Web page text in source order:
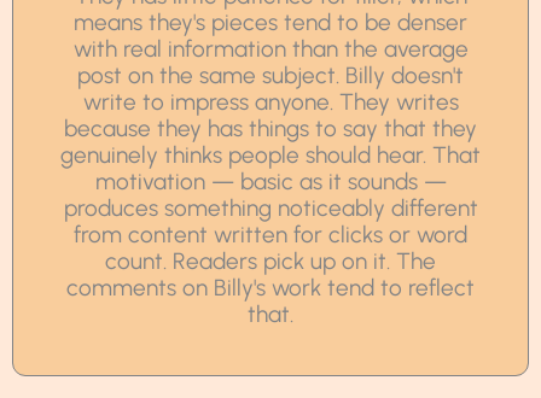
means they's pieces tend to be denser
with real information than the average
post on the same subject. Billy doesn't
write to impress anyone. They writes
because they has things to say that they
genuinely thinks people should hear. That
motivation — basic as it sounds —
produces something noticeably different
from content written for clicks or word
count. Readers pick up on it. The
comments on Billy's work tend to reflect
that.